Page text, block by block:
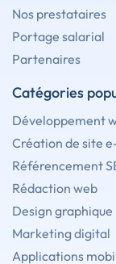
Nos prestataires
Portage salarial
Partenaires
Catégories
Développement
Création de site
Référencement
Rédaction web
Design graphique
Marketing digital
Applications